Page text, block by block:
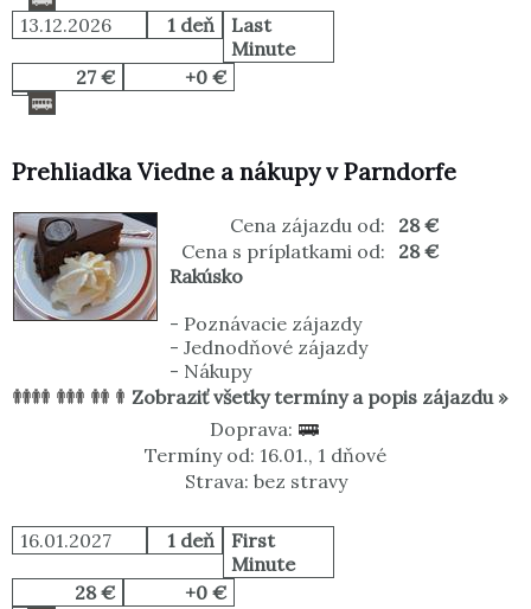
13.12.2026 1 deň
Last
Minute
27 €
+0 €
Prehliadka Viedne a nákupy v Parndorfe
Cena zájazdu od:
28 €
Cena s príplatkami od:
28 €
Rakúsko
- Poznávacie zájazdy
- Jednodňové zájazdy
- Nákupy
Zobraziť všetky termíny a popis zájazdu »
Doprava:
Termíny od: 16.01., 1 dňové
Strava: bez stravy
16.01.2027 1 deň
First
Minute
28 €
+0 €